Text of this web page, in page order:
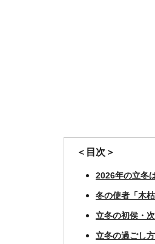
＜目次＞
2026年の立冬
冬の使者「木枯
立冬の初侯・
立冬の過ごし